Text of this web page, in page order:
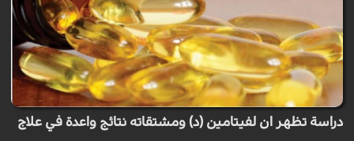
دراسة تظهر ان لفيتامين (د) ومشتقاته نتائج واعدة في علاج